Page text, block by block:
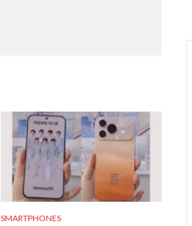
SMARTPHONES